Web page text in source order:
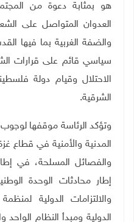
هو بمثابة دعوة من
العدوان المتواصل على
والضفة الغربية بما فيها
سياسي قائم على قرارات
الاحتلال وقيام دولة
الشرقية.
وتؤكد الرئاسة موقفها
المدنية والأمنية في قطاع
والفصائل المسلحة، في
إطار محادثات الوحدة
والالتزامات الدولية
الدولية ومبدأ النظام الواحد